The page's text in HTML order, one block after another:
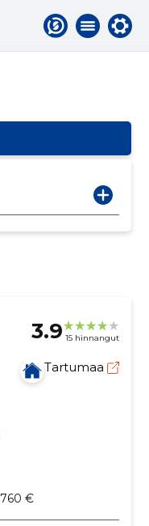
3.9 15 hinnangut
Tartumaa
€